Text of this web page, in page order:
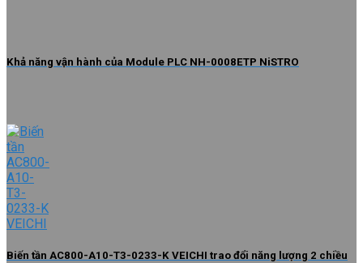
Khả năng vận hành của Module PLC NH-0008ETP NiSTRO
Biến tần AC800-A10-T3-0233-K VEICHI trao đổi năng lượng 2 chiều